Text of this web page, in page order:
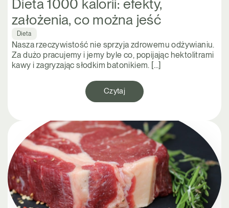
Dieta 1000 kalorii: efekty,
założenia, co można jeść
Dieta
Nasza rzeczywistość nie sprzyja zdrowemu odżywianiu.
Za dużo pracujemy i jemy byle co, popijając hektolitrami
kawy i zagryzając słodkim batonikiem. […]
Czytaj